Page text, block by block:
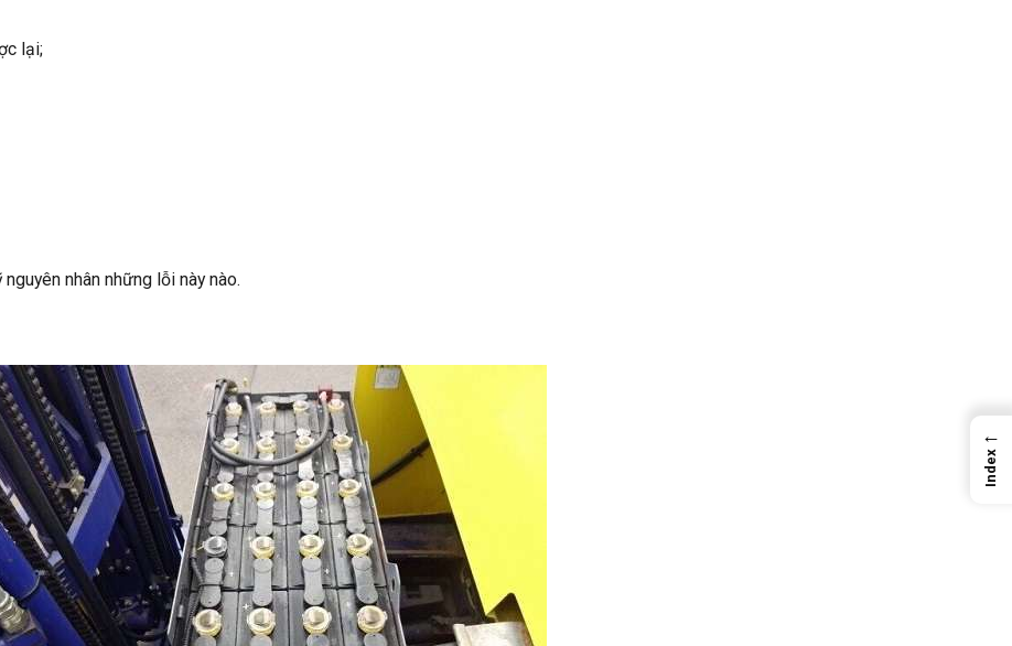
lại;
nhân những lỗi này nào.
←
Index